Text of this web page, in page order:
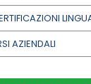
AZIENDALI